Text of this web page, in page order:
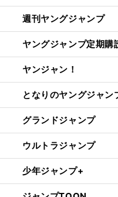
週刊ヤングジャンプ
ヤングジャンプ定期購
ヤンジャン！
となりのヤングジャン
グランドジャンプ
ウルトラジャンプ
少年ジャンプ+